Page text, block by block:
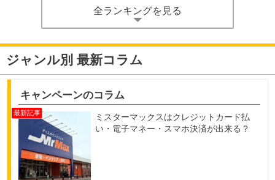
全ランキングを見る
ジャンル別 最新コラム
キャンペーンのコラム
ミスターマックスはクレジットカード払
い・電子マネー・スマホ決済が出来る？